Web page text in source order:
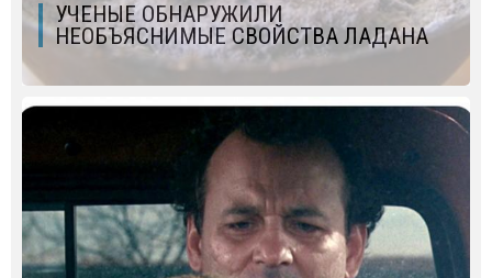
УЧЕНЫЕ ОБНАРУЖИЛИ
НЕОБЪЯСНИМЫЕ СВОЙСТВА ЛАДАНА